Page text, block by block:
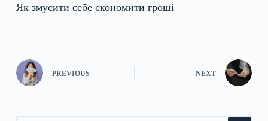
Як змусити себе єкономити гроші
PREVIOUS NEXT